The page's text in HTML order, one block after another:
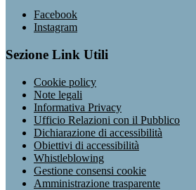
Facebook
Instagram
Sezione Link Utili
Cookie policy
Note legali
Informativa Privacy
Ufficio Relazioni con il Pubblico
Dichiarazione di accessibilità
Obiettivi di accessibilità
Whistleblowing
Gestione consensi cookie
Amministrazione trasparente